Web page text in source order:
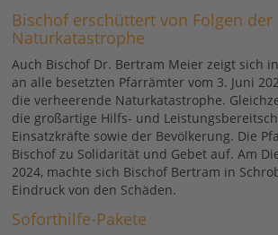
Bischof erschüttert von Folgen der
Naturkatastrophe
Auch Bischof Dr. Bertram Meier zeigt sich
an alle besetzten Pfarrämter vom 3. Juni
die verheerende Naturkatastrophe.
die großartige Hilfs- und
Einsatzkräfte sowie der Bevölkerung. Die
Bischof zu Solidarität und Gebet auf. Am
2024, machte sich Bischof Bertram in
Eindruck von den Schäden.
Soforthilfe-Pakete